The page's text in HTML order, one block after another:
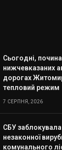
Сьогодні,
нижчевказаних
дорогах
тепловий режим
7 СЕРПНЯ, 2026
СБУ
незаконної
комунального